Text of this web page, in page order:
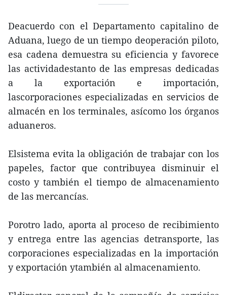
Deacuerdo con el Departamento capitalino de
Aduana, luego de un tiempo deoperación piloto,
esa cadena demuestra su eficiencia y favorece
las actividadestanto de las empresas dedicadas
a la exportación e importación,
lascorporaciones especializadas en servicios de
almacén en los terminales, asícomo los órganos
aduaneros.
Elsistema evita la obligación de trabajar con los
papeles, factor que contribuyea disminuir el
costo y también el tiempo de almacenamiento
de las mercancías.
Porotro lado, aporta al proceso de recibimiento
y entrega entre las agencias detransporte, las
corporaciones especializadas en la importación
y exportación ytambién al almacenamiento.